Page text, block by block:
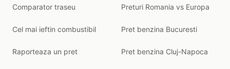
Comparator traseu
Cel mai ieftin combustibil
Raporteaza un pret
Preturi Romania vs Europa
Pret benzina Bucuresti
Pret benzina Cluj-Napoca